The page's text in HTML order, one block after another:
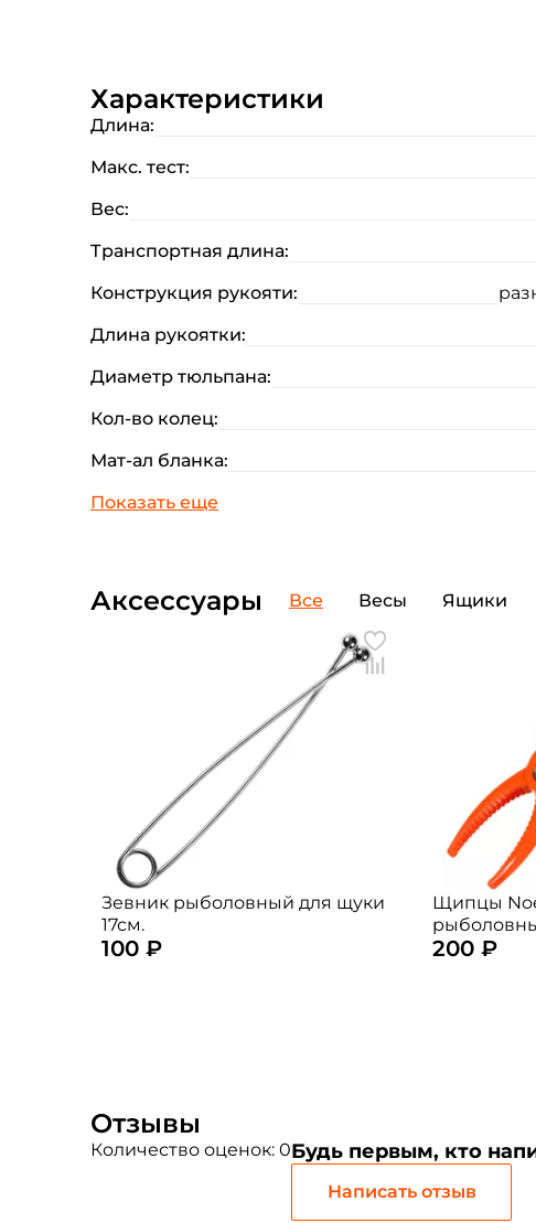
Характеристики
Длина:
Макс. тест:
Вес:
Транспортная длина:
Конструкция рукояти:
Длина рукоятки:
Диаметр тюльпана:
Кол-во колец:
Мат-ал бланка:
Аксессуары Все Весы Ящики
Зевник рыболовный для щуки
17см.
100 ₽
Щипцы
(цвет:
200 ₽
Отзывы
Количество оценок: 0Будь первым, кто
Написать отзыв